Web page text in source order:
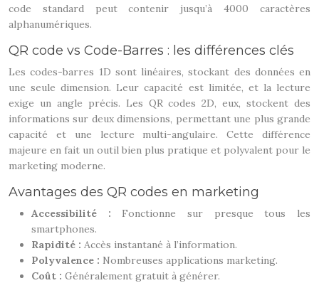
code standard peut contenir jusqu’à 4000 caractères
alphanumériques.
QR code vs Code-Barres : les différences clés
Les codes-barres 1D sont linéaires, stockant des données en
une seule dimension. Leur capacité est limitée, et la lecture
exige un angle précis. Les QR codes 2D, eux, stockent des
informations sur deux dimensions, permettant une plus grande
capacité et une lecture multi-angulaire. Cette différence
majeure en fait un outil bien plus pratique et polyvalent pour le
marketing moderne.
Avantages des QR codes en marketing
Accessibilité : Fonctionne sur presque tous les
smartphones.
Rapidité : Accès instantané à l’information.
Polyvalence : Nombreuses applications marketing.
Coût : Généralement gratuit à générer.